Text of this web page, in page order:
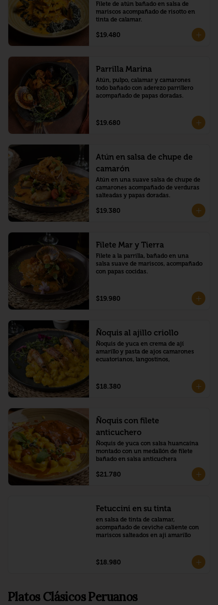
Filete de atún bañado en salsa de
mariscos acompañado de risotto en
tinta de calamar.
$19.480
Parrilla Marina
Atún, pulpo, calamar y camarones
todo bañado con aderezo parrillero
acompañado de papas doradas.
$19.680
Atún en salsa de chupe de
camarón
Atún en una suave salsa de chupe de
camarones acompañado de verduras
salteadas y papas doradas.
$19.380
Filete Mar y Tierra
Filete a la parrilla, bañado en una
salsa suave de mariscos, acompañado
con papas cocidas.
$19.980
Ñoquis al ajillo criollo
Ñoquis de yuca en crema de ají
amarillo y pasta de ajos camarones
ecuatorianos, langostinos,
$18.380
Ñoquis con filete
anticuchero
Ñoquis de yuca con salsa huancaína
montado con un medallón de filete
bañado en salsa anticuchera
$21.780
Fetuccini en su tinta
en salsa de tinta de calamar,
acompañado de ceviche caliente con
mariscos salteados en aji amarillo
$18.980
Platos Clásicos Peruanos